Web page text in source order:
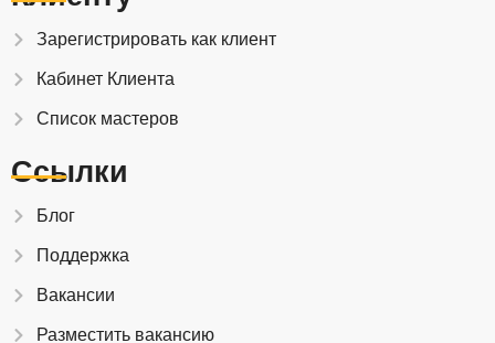
Зарегистрировать как клиент
Кабинет Клиента
Список мастеров
Ссылки
Блог
Поддержка
Вакансии
Разместить вакансию